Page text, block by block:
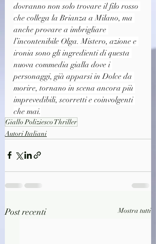
dovranno non solo trovare il filo rosso
che collega la Brianza a Milano, ma
anche provare a imbrigliare
l’incontenibile Olga. Mistero, azione e
ironia sono gli ingredienti di questa
nuova commedia gialla dove i
personaggi, già apparsi in Dolce da
morire, tornano in scena ancora più
imprevedibili, scorretti e coinvolgenti
che mai.
Giallo Poliziesco Thriller
Autori Italiani
Post recenti Mostra tutti